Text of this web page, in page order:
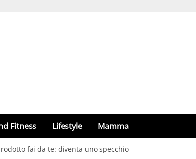
Fitness Lifestyle Mamma
fai da te: diventa uno specchio